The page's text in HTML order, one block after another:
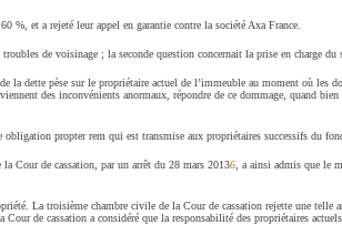
%, et a rejeté leur appel en garantie contre la société Axa France.
de voisinage ; la seconde question concernait la prise en charge
la dette pèse sur le propriétaire actuel de l’immeuble au moment où les
des inconvénients anormaux, répondre de ce dommage, quand
propter rem qui est transmise aux propriétaires successifs du
Cour de cassation, par un arrêt du 28 mars 20136 , a ainsi admis que le
La troisième chambre civile de la Cour de cassation rejette une
de cassation a considéré que la responsabilité des propriétaires